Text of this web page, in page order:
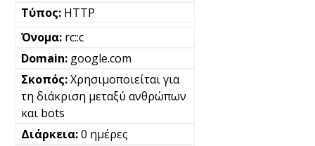
HTTP
rc::c
google.com
Χρησιμοποιείται για
τη διάκριση μεταξύ ανθρώπων
και bots
0 ημέρες